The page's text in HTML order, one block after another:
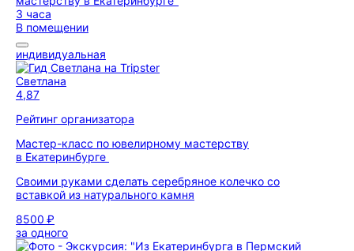
3 часа
В помещении
индивидуальная
Светлана
4,87
Рейтинг организатора
Мастер-класс по ювелирному мастерству
в Екатеринбурге
Своими руками сделать серебряное колечко со
вставкой из натурального камня
8500 ₽
за одного